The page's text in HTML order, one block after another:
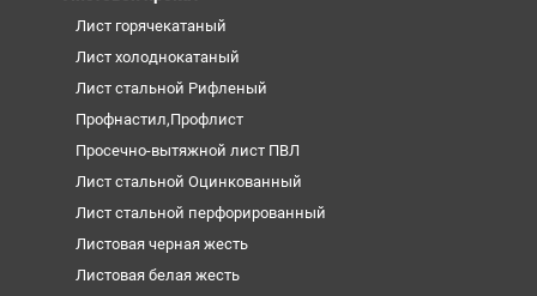
Лист горячекатаный
Лист холоднокатаный
Лист стальной Рифленый
Профнастил,Профлист
Просечно-вытяжной лист ПВЛ
Лист стальной Оцинкованный
Лист стальной перфорированный
Листовая черная жесть
Листовая белая жесть